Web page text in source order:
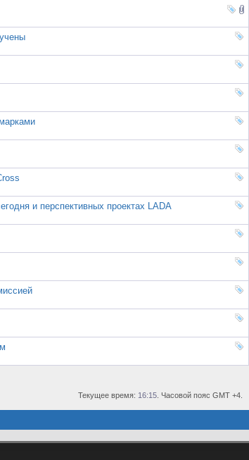
и перспективных проектах LADA
Текущее время: 16:15 . Часовой пояс GMT +4.